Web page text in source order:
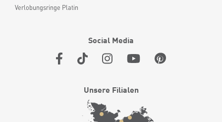
Verlobungsringe Platin
Social Media
Unsere Filialen